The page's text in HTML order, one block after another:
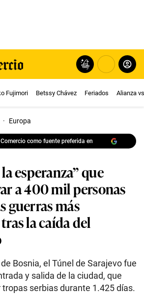
Fujimori Betssy Chávez Feriados Alianza
· Europa
como fuente preferida en
esperanza” que
a 400 mil personas
guerras más
la caída del
Bosnia, el Túnel de Sarajevo fue
y salida de la ciudad, que
serbias durante 1.425 días.